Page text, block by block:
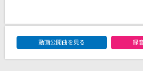
[生音]あなたがいることで
DAM★ともボーカルエントリー
動画公開曲を見る
録